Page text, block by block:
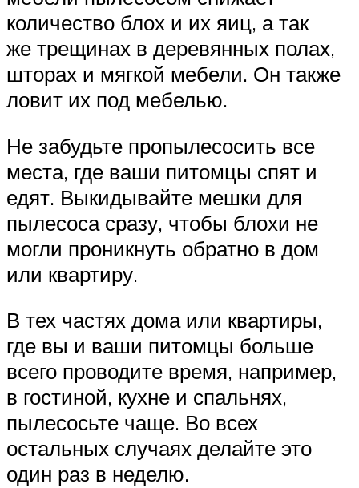
количество блох и их яиц, а так
же трещинах в деревянных полах,
шторах и мягкой мебели. Он также
ловит их под мебелью.
Не забудьте пропылесосить все
места, где ваши питомцы спят и
едят. Выкидывайте мешки для
пылесоса сразу, чтобы блохи не
могли проникнуть обратно в дом
или квартиру.
В тех частях дома или квартиры,
где вы и ваши питомцы больше
всего проводите время, например,
в гостиной, кухне и спальнях,
пылесосьте чаще. Во всех
остальных случаях делайте это
один раз в неделю.